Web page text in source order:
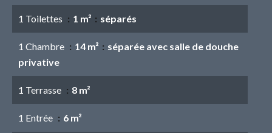
1 Toilettes 1 m² séparés
1 Chambre 14 m²
séparée avec salle de douche
privative
1 Terrasse 8 m²
1 Entrée 6 m²